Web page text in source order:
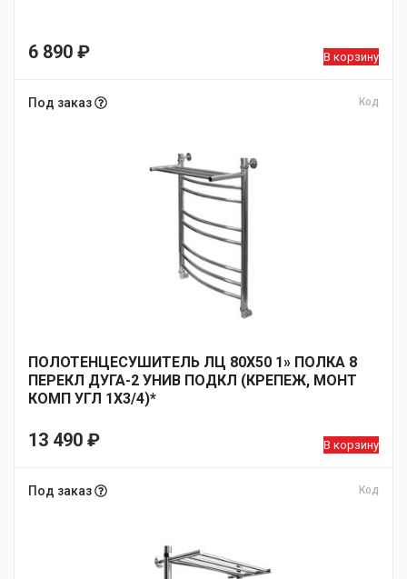
6 890 ₽ В корзину
Под заказ Код
ПОЛОТЕНЦЕСУШИТЕЛЬ ЛЦ 80Х50 1» ПОЛКА 8
ПЕРЕКЛ ДУГА-2 УНИВ ПОДКЛ (КРЕПЕЖ, МОНТ
КОМП УГЛ 1Х3/4)*
13 490 ₽ В корзину
Под заказ Код